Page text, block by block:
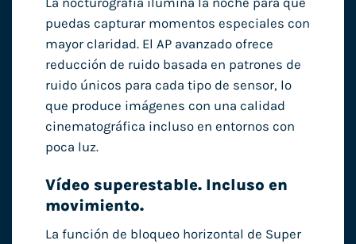
puedas capturar momentos especiales con
mayor claridad. El AP avanzado ofrece
reducción de ruido basada en patrones de
ruido únicos para cada tipo de sensor, lo
que produce imágenes con una calidad
cinematográfica incluso en entornos con
poca luz.
Vídeo superestable. Incluso en
movimiento.
La función de bloqueo horizontal de Super